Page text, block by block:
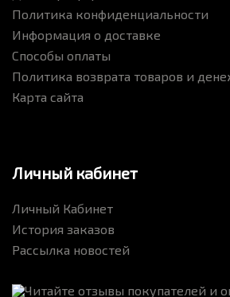
Политика конфиденциальности
Информация о доставке
Способы оплаты
Политика возврата товаров и
Карта сайта
Личный кабинет
Личный Кабинет
История заказов
Рассылка новостей